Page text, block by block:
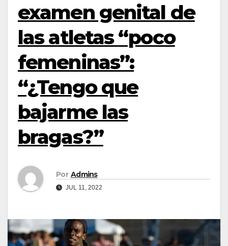
examen genital de
las atletas “poco
femeninas”:
“¿Tengo que
bajarme las
bragas?”
Por Admins
JUL 11, 2022